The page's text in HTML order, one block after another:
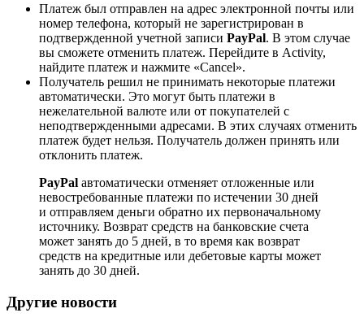
Платеж был отправлен на адрес электронной почты или
номер телефона, который не зарегистрирован в
подтвержденной учетной записи PayPal. В этом случае
вы сможете отменить платеж. Перейдите в Activity,
найдите платеж и нажмите «Cancel».
Получатель решил не принимать некоторые платежи
автоматически. Это могут быть платежи в
нежелательной валюте или от покупателей с
неподтвержденными адресами. В этих случаях отменить
платеж будет нельзя. Получатель должен принять или
отклонить платеж.
PayPal автоматически отменяет отложенные или
невостребованные платежи по истечении 30 дней
и отправляем деньги обратно их первоначальному
источнику. Возврат средств на банковские счета
может занять до 5 дней, в то время как возврат
средств на кредитные или дебетовые карты может
занять до 30 дней.
Другие новости